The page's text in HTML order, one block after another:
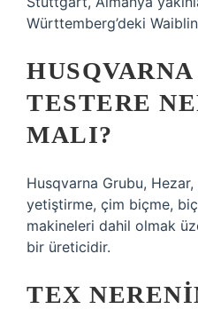
Württemberg’deki
TESTERE
MALI?
Husqvarna Grubu,
yetiştirme, çim biçme,
makineleri dahil olmak
bir üreticidir.
TEX